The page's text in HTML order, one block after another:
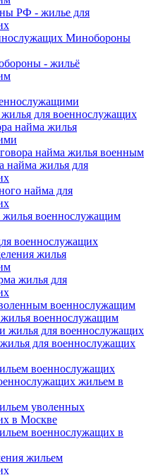
РФ - жилье для
Минобороны
- жильё
для военнослужащих
найма жилья
найма жилья военным
найма жилья для
найма для
жилья военнослужащим
военнослужащих
жилья
жилья для
военнослужащим
военнослужащим
жилья для военнослужащих
для военнослужащих
военнослужащих
жильем в
уволенных
в Москве
военнослужащих в
жильем